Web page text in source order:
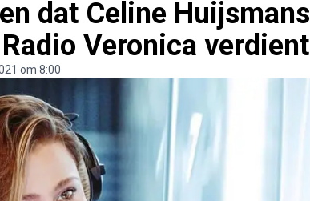
dat Celine Huijsmans
Veronica verdient
om 8:00